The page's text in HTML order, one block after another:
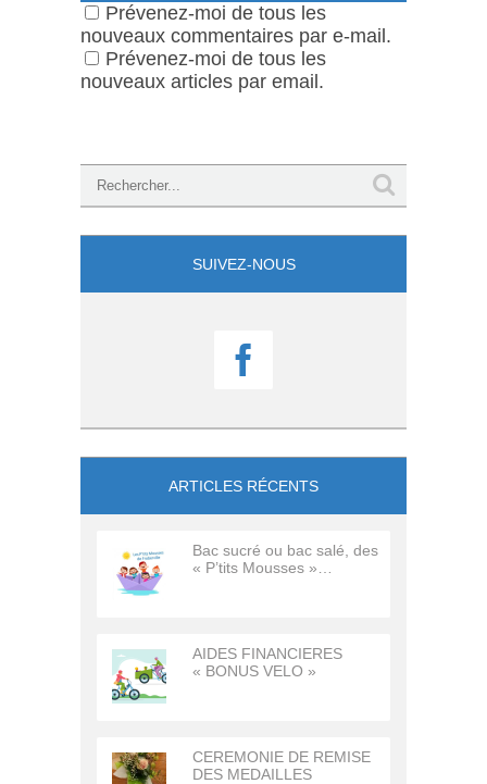
Prévenez-moi de tous les
nouveaux commentaires par e-mail.
Prévenez-moi de tous les
nouveaux articles par email.
SUIVEZ-NOUS

ARTICLES RÉCENTS
Bac sucré ou bac salé, des
« P’tits Mousses »…
AIDES FINANCIERES
« BONUS VELO »
CEREMONIE DE REMISE
DES MEDAILLES